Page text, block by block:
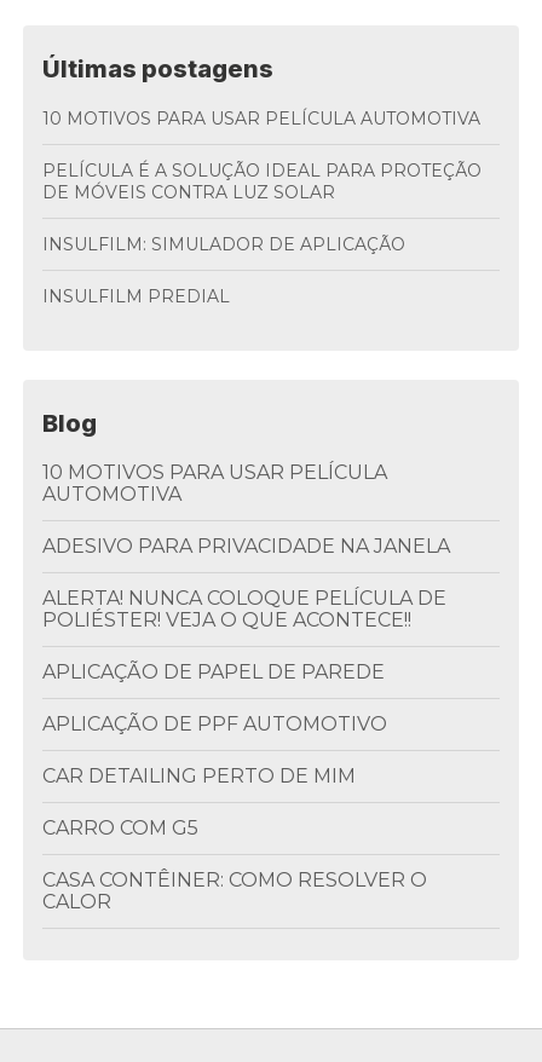
Últimas postagens
10 MOTIVOS PARA USAR PELÍCULA AUTOMOTIVA
PELÍCULA É A SOLUÇÃO IDEAL PARA PROTEÇÃO
DE MÓVEIS CONTRA LUZ SOLAR
INSULFILM: SIMULADOR DE APLICAÇÃO
INSULFILM PREDIAL
Blog
10 MOTIVOS PARA USAR PELÍCULA
AUTOMOTIVA
ADESIVO PARA PRIVACIDADE NA JANELA
ALERTA! NUNCA COLOQUE PELÍCULA DE
POLIÉSTER! VEJA O QUE ACONTECE!!
APLICAÇÃO DE PAPEL DE PAREDE
APLICAÇÃO DE PPF AUTOMOTIVO
CAR DETAILING PERTO DE MIM
CARRO COM G5
CASA CONTÊINER: COMO RESOLVER O
CALOR